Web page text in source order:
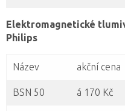
Elektromagnetické
Philips
Název akční cena
BSN 50 á 170 Kč